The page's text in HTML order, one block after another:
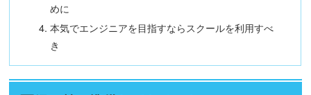
めに
本気でエンジニアを目指すならスクールを利用すべ
き